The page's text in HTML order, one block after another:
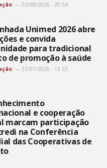
03/08/2026 - 20:54
Unimed 2026 abre
e convida
para tradicional
de promoção à saúde
31/07/2026 - 13:23
e cooperação
marcam participação
na Conferência
das Cooperativas de